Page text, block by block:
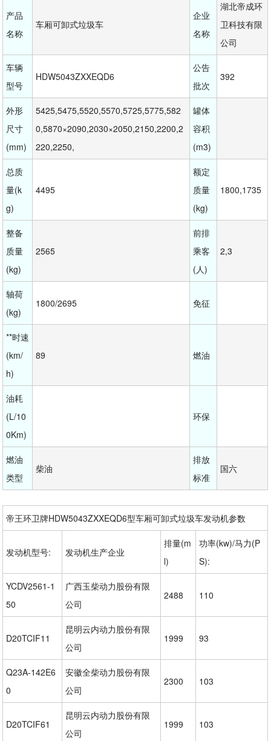
产品
名称
车厢可卸式垃圾车
企业
名称
湖北帝成环
卫科技有限
公司
车辆
型号
HDW5043ZXXEQD6
公告
批次
392
外形
尺寸
(mm)
5425,5475,5520,5570,5725,5775,582
0,5870×2090,2030×2050,2150,2200,2
220,2250,
罐体
容积
(m3)
总质
量(k
g)
4495
额定
质量
(kg)
1800,1735
整备
质量
(kg)
2565
前排
乘客
(人)
2,3
轴荷
(kg)
1800/2695 免征
**时速
(km/
h)
89 燃油
油耗
(L/10
0Km)
环保
燃油
类型
柴油
排放
标准
国六
帝王环卫牌HDW5043ZXXEQD6型车厢可卸式垃圾车发动机参数
发动机型号: 发动机生产企业
排量(m
l)
功率(kw)/马力(P
S):
YCDV2561-1
50
广西玉柴动力股份有限
公司
2488 110
D20TCIF11
昆明云内动力股份有限
公司
1999 93
Q23A-142E6
0
安徽全柴动力股份有限
公司
2300 103
D20TCIF61
昆明云内动力股份有限
公司
1999 103